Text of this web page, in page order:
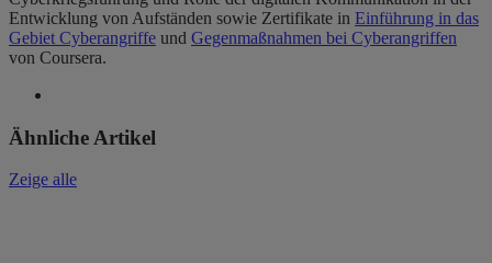
Entwicklung von Aufständen sowie Zertifikate in Einführung in das
Gebiet Cyberangriffe und Gegenmaßnahmen bei Cyberangriffen
von Coursera.
Ähnliche Artikel
Zeige alle